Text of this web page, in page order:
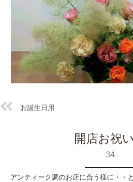
お誕生日用
開店お祝
34
アンティーク調のお店に合う様に・・